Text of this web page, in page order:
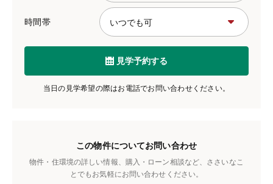
時間帯
見学予約する
当日の見学希望の際はお電話でお問い合わせください。
この物件についてお問い合わせ
物件・住環境の詳しい情報、購入・ローン相談など、ささいなこ
とでもお気軽にお問い合わせください。